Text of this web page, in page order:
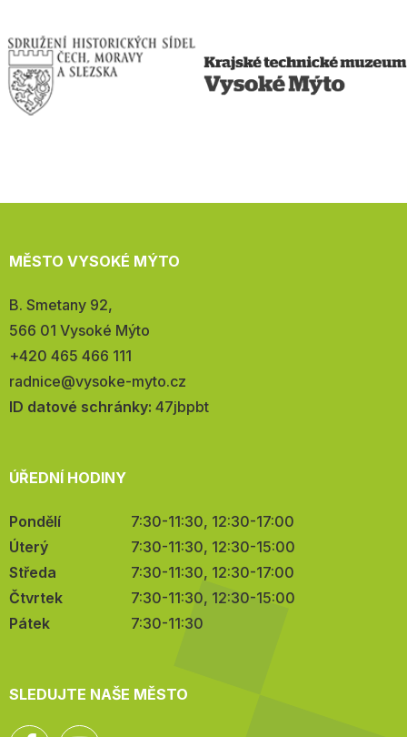
MĚSTO VYSOKÉ MÝTO
Adresa:
B. Smetany 92,
566 01 Vysoké Mýto
Telefon:
+420 465 466 111
E-
mail:
radnice@vysoke-myto.cz
ID datové schránky: 47jbpbt
ÚŘEDNÍ HODINY
Pondělí
7:30-11:30, 12:30-17:00
Úterý
7:30-11:30, 12:30-15:00
Středa
7:30-11:30, 12:30-17:00
Čtvrtek
7:30-11:30, 12:30-15:00
Pátek
7:30-11:30
SLEDUJTE NAŠE MĚSTO